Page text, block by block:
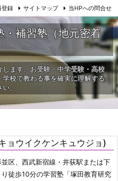
登録 サイトマップ 当HPへの問合せ
・補習塾（地元密着
ます。お受験・中学受験・高校
校で教わる事を確実に理解する
。
ョウイクケンキュウジョ)
区、西武新宿線・井荻駅または下
徒歩10分の学習塾「塚田教育研究